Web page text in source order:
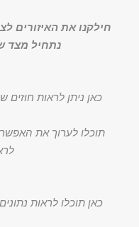
חילקנו את האיזורים
נתחיל מצד
כאן ניתן לראות
תוכלו לערוך את
כאן תוכלו לראות